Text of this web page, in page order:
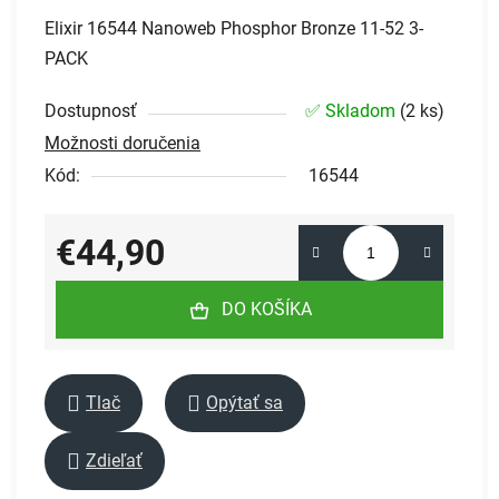
Elixir 16544 Nanoweb Phosphor Bronze 11-52 3-
PACK
Dostupnosť ✅ Skladom (2 ks)
Možnosti doručenia
Kód:
16544
€44,90
Jednotková cena:
DO KOŠÍKA
Tlač Opýtať sa
Zdieľať